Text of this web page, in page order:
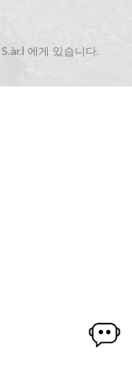
에게 있습니다.